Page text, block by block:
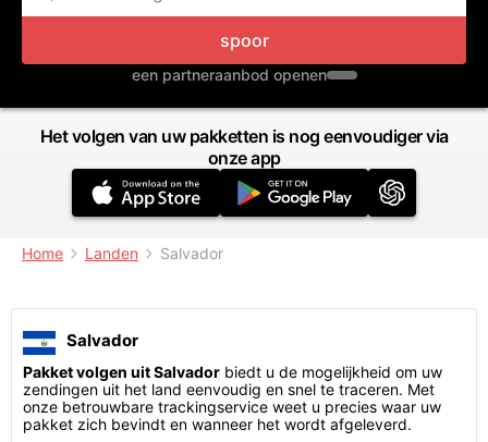
spoor
een partneraanbod openen
Het volgen van uw pakketten is nog eenvoudiger via
onze app
Home Landen Salvador
Salvador
Pakket volgen uit Salvador biedt u de mogelijkheid om uw
zendingen uit het land eenvoudig en snel te traceren. Met
onze betrouwbare trackingservice weet u precies waar uw
pakket zich bevindt en wanneer het wordt afgeleverd.